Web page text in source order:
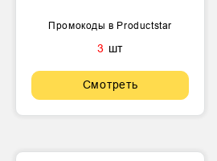
Промокоды в Productstar
3 шт
Смотреть